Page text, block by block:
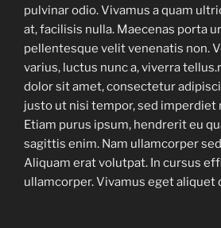
pulvinar odio. Vivamus a quam
at, facilisis nulla. Maecenas porta
pellentesque velit venenatis non.
varius, luctus nunc a, viverra
dolor sit amet, consectetur
justo ut nisi tempor, sed
Etiam purus ipsum, hendrerit eu
sagittis enim. Nam ullamcorper
Aliquam erat volutpat. In cursus
ullamcorper. Vivamus eget aliquet